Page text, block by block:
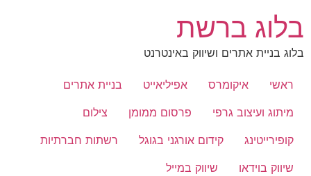
לתוכן
בלוג ברשת
בלוג בניית אתרים ושיווק באינטרנט
ראשי איקומרס אפיליאייט
בניית אתרים
מיתוג ועיצוב גרפי
פרסום ממומן
צילום
קופירייטינג
קידום אורגני בגוגל
רשתות חברתיות
שיווק בוידאו
שיווק במייל